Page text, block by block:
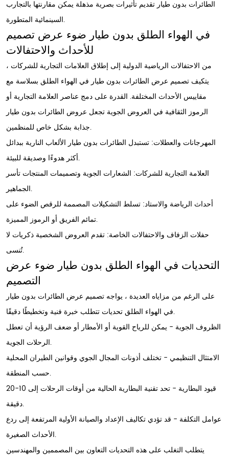
الطائرات بدون طيار تقديم تأثيرات بصرية مذهلة يمكن مقارنتها بالتجارب
السينمائية المتطورة.
في الهواء الطلق بدون طيار ضوء عرض تصميم
للأحداث والاحتفالات
من الاحتفالات الرياضية الدولية إلى إطلاق العلامات التجارية للشركات ،
يتكيف تصميم عرض الطائرات بدون طيار في الهواء الطلق بسلاسة مع
مقاييس الأحداث المختلفة. القدرة على دمج عناصر العلامة التجارية أو
الرموز الثقافية في العروض الجوية تجعل عروض الطائرات بدون طيار
جذابة بشكل خاص للمنظمين.
المهرجانات والعطلات: تستبدل الطائرات بدون طيار الألعاب النارية ببدائل
أكثر هدوءًا وصديقة للبيئة.
العلامة التجارية للشركات: الشعارات الجوية وتصميمات المنتجات تأسر
الجماهير.
أحداث الرياضة والاستاد: تسلط التشكيلات المصممة للرقص الضوء على
تمائم الفريق أو الرموز المميزة.
حفلات الزفاف والاحتفالات الخاصة: تقدم العروض الشخصية ذكريات لا
تُنسى.
التحديات في الهواء الطلق بدون طيار ضوء عرض
التصميم
على الرغم من مزاياه العديدة ، يواجه تصميم عرض الطائرات بدون طيار
في الهواء الطلق تحديات تتطلب خبرة فنية وتخطيطًا دقيقًا.
الظروف الجوية - يمكن للرياح القوية أو الأمطار أو ضعف الرؤية أن تعطل
الرحلات الجوية.
الامتثال التنظيمي - تختلف أذونات المجال الجوي وقوانين الطيران المحلية
حسب المنطقة.
قيود البطارية - تحد تقنية البطارية الحالية من أوقات الرحلات إلى 10-20
دقيقة.
عوامل التكلفة - قد تؤدي تكاليف الإعداد والصيانة الأولية المرتفعة إلى ردع
الأحداث الصغيرة.
يتطلب التغلب على هذه التحديات التعاون بين المصممين والمهندسين